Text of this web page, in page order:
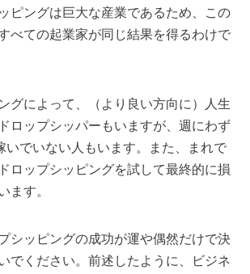
ピングは巨大な産業であるため、この
べての起業家が同じ結果を得るわけで
グによって、（より良い方向に）人生
ロップシッパーもいますが、週にわず
いでいない人もいます。また、まれで
ロップシッピングを試して最終的に損
ます。
シッピングの成功が運や偶然だけで決
でください。前述したように、ビジネ